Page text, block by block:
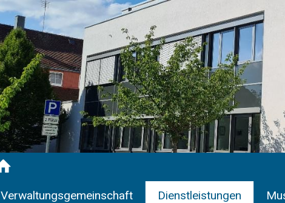
Verwaltungsgemeinschaft Dienstleistungen